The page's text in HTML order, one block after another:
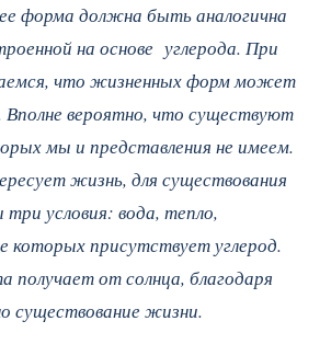
форма должна быть аналогична
на основе углерода. При
что жизненных форм может
Вполне вероятно, что существуют
мы и представления не имеем.
жизнь, для существования
условия: вода, тепло,
которых присутствует углерод.
получает от солнца, благодаря
существование жизни.